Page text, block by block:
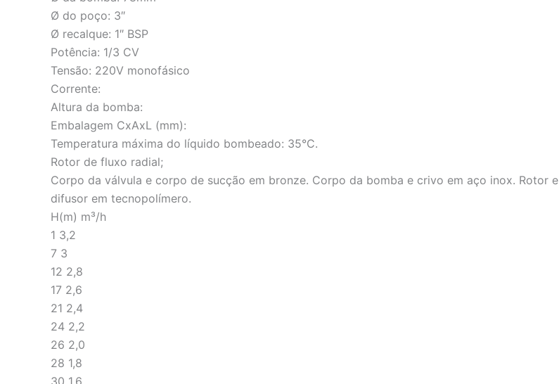
Ø do poço: 3″
Ø recalque: 1″ BSP
Potência: 1/3 CV
Tensão: 220V monofásico
Corrente:
Altura da bomba:
Embalagem CxAxL (mm):
Temperatura máxima do líquido bombeado: 35°C.
Rotor de fluxo radial;
Corpo da válvula e corpo de sucção em bronze. Corpo da bomba e crivo em aço inox. Rotor e
difusor em tecnopolímero.
H(m) m³/h
1 3,2
7 3
12 2,8
17 2,6
21 2,4
24 2,2
26 2,0
28 1,8